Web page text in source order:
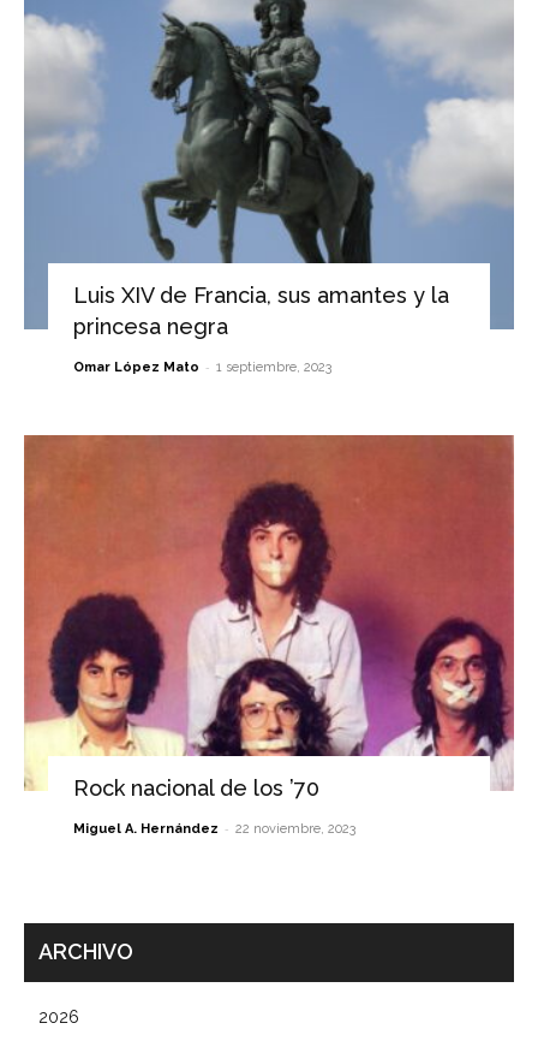
Luis XIV de Francia, sus amantes y la
princesa negra
Omar López Mato - 1 septiembre, 2023
Rock nacional de los ’70
Miguel A. Hernández - 22 noviembre, 2023
ARCHIVO
2026